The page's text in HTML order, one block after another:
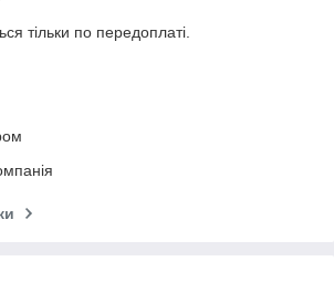
тільки по передоплаті.